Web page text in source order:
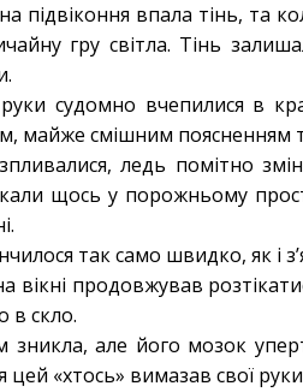
підвіконня впала тінь, та
гру світла. Тінь
судомно вчепилися в
майже смішним поясненням
ледь помітно
щось у порожньому
так само швидко, як і
вікні продовжував
в скло.
зникла, але його мозок
цей «хтось» вимазав свої